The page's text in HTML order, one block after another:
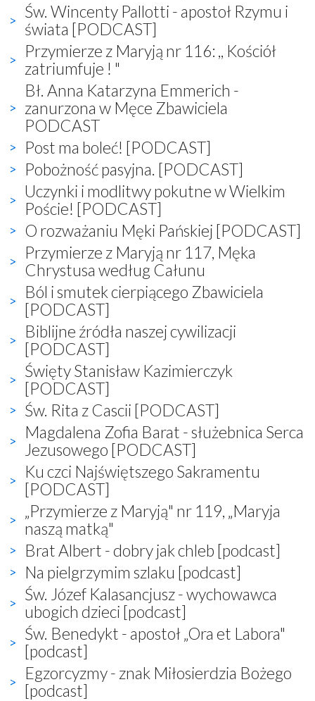
Św. Wincenty Pallotti - apostoł Rzymu i
świata [PODCAST]
Przymierze z Maryją nr 116: ,, Kościół
zatriumfuje ! "
Bł. Anna Katarzyna Emmerich -
zanurzona w Męce Zbawiciela
PODCAST
Post ma boleć! [PODCAST]
Pobożność pasyjna. [PODCAST]
Uczynki i modlitwy pokutne w Wielkim
Poście! [PODCAST]
O rozważaniu Męki Pańskiej [PODCAST]
Przymierze z Maryją nr 117, Męka
Chrystusa według Całunu
Ból i smutek cierpiącego Zbawiciela
[PODCAST]
Biblijne źródła naszej cywilizacji
[PODCAST]
Święty Stanisław Kazimierczyk
[PODCAST]
Św. Rita z Cascii [PODCAST]
Magdalena Zofia Barat - służebnica Serca
Jezusowego [PODCAST]
Ku czci Najświętszego Sakramentu
[PODCAST]
„Przymierze z Maryją" nr 119, „Maryja
naszą matką"
Brat Albert - dobry jak chleb [podcast]
Na pielgrzymim szlaku [podcast]
Św. Józef Kalasancjusz - wychowawca
ubogich dzieci [podcast]
Św. Benedykt - apostoł „Ora et Labora"
[podcast]
Egzorcyzmy - znak Miłosierdzia Bożego
[podcast]